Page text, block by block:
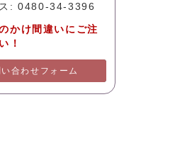
: 0480-34-3396
かけ間違いにご注
！
い合わせフォーム